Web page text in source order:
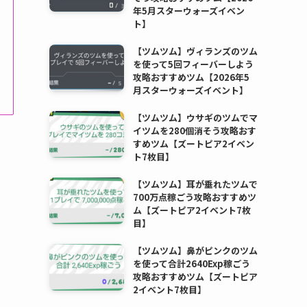
年5月スターウォーズイベン
ト】
【ツムツム】ヴィランズのツム
を使って5回フィーバーしよう
攻略おすすめツム【2026年5
月スターウォーズイベント】
【ツムツム】ウサギのツムでマ
イツムを280個消そう攻略おす
すめツム【ズートピア2イベン
ト7枚目】
【ツムツム】耳が垂れたツムで
700万点稼ごう攻略おすすめツ
ム【ズートピア2イベント7枚
目】
【ツムツム】鼻がピンクのツム
を使って合計2640Exp稼ごう
攻略おすすめツム【ズートピア
2イベント7枚目】